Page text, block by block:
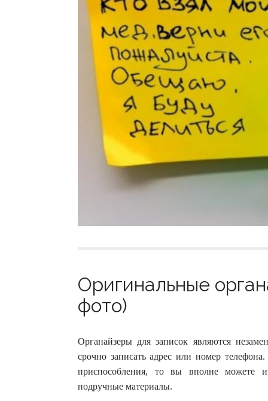
Оригинальные
фото)
Органайзеры для записок являются
срочно записать адрес или номер
приспособления, то вы вполне можете
подручные материалы.